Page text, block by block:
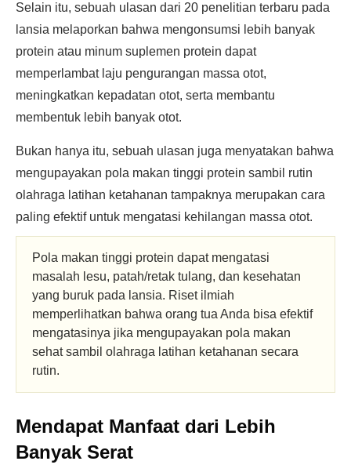
Selain itu, sebuah ulasan dari 20 penelitian terbaru pada
lansia melaporkan bahwa mengonsumsi lebih banyak
protein atau minum suplemen protein dapat
memperlambat laju pengurangan massa otot,
meningkatkan kepadatan otot, serta membantu
membentuk lebih banyak otot.
Bukan hanya itu, sebuah ulasan juga menyatakan bahwa
mengupayakan pola makan tinggi protein sambil rutin
olahraga latihan ketahanan tampaknya merupakan cara
paling efektif untuk mengatasi kehilangan massa otot.
Pola makan tinggi protein dapat mengatasi
masalah lesu, patah/retak tulang, dan kesehatan
yang buruk pada lansia. Riset ilmiah
memperlihatkan bahwa orang tua Anda bisa efektif
mengatasinya jika mengupayakan pola makan
sehat sambil olahraga latihan ketahanan secara
rutin.
Mendapat Manfaat dari Lebih
Banyak Serat